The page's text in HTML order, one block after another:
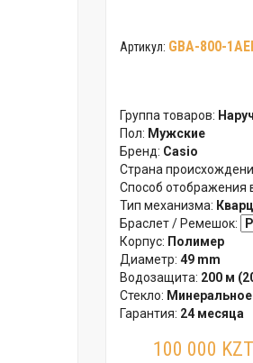
Артикул: GBA-800-
Группа товаров:
Пол: Мужские
Бренд: Casio
Страна
Способ отображения
Тип механизма:
Браслет / Ремешок:
Корпус: Полимер
Диаметр: 49 mm
Водозащита: 200 м
Стекло: Минеральное
Гарантия: 24 месяца
100 000 KZT